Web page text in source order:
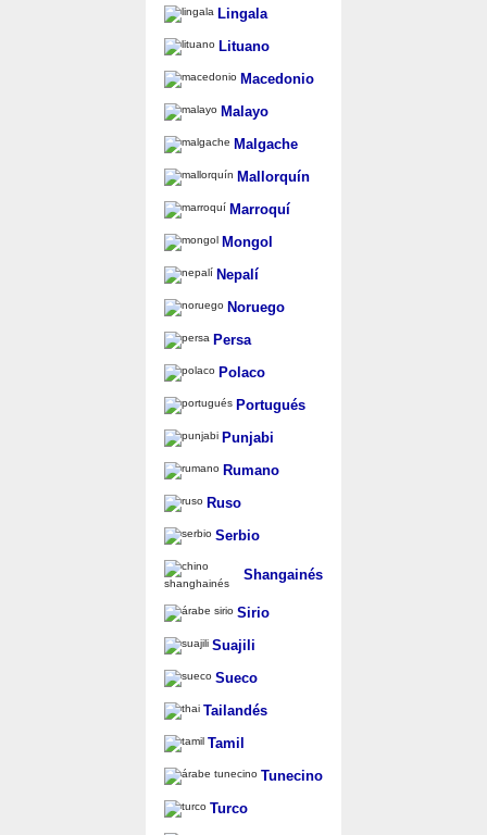
Lingala
Lituano
Macedonio
Malayo
Malgache
Mallorquín
Marroquí
Mongol
Nepalí
Noruego
Persa
Polaco
Portugués
Punjabi
Rumano
Ruso
Serbio
Shangainés
Sirio
Suajili
Sueco
Tailandés
Tamil
Tunecino
Turco